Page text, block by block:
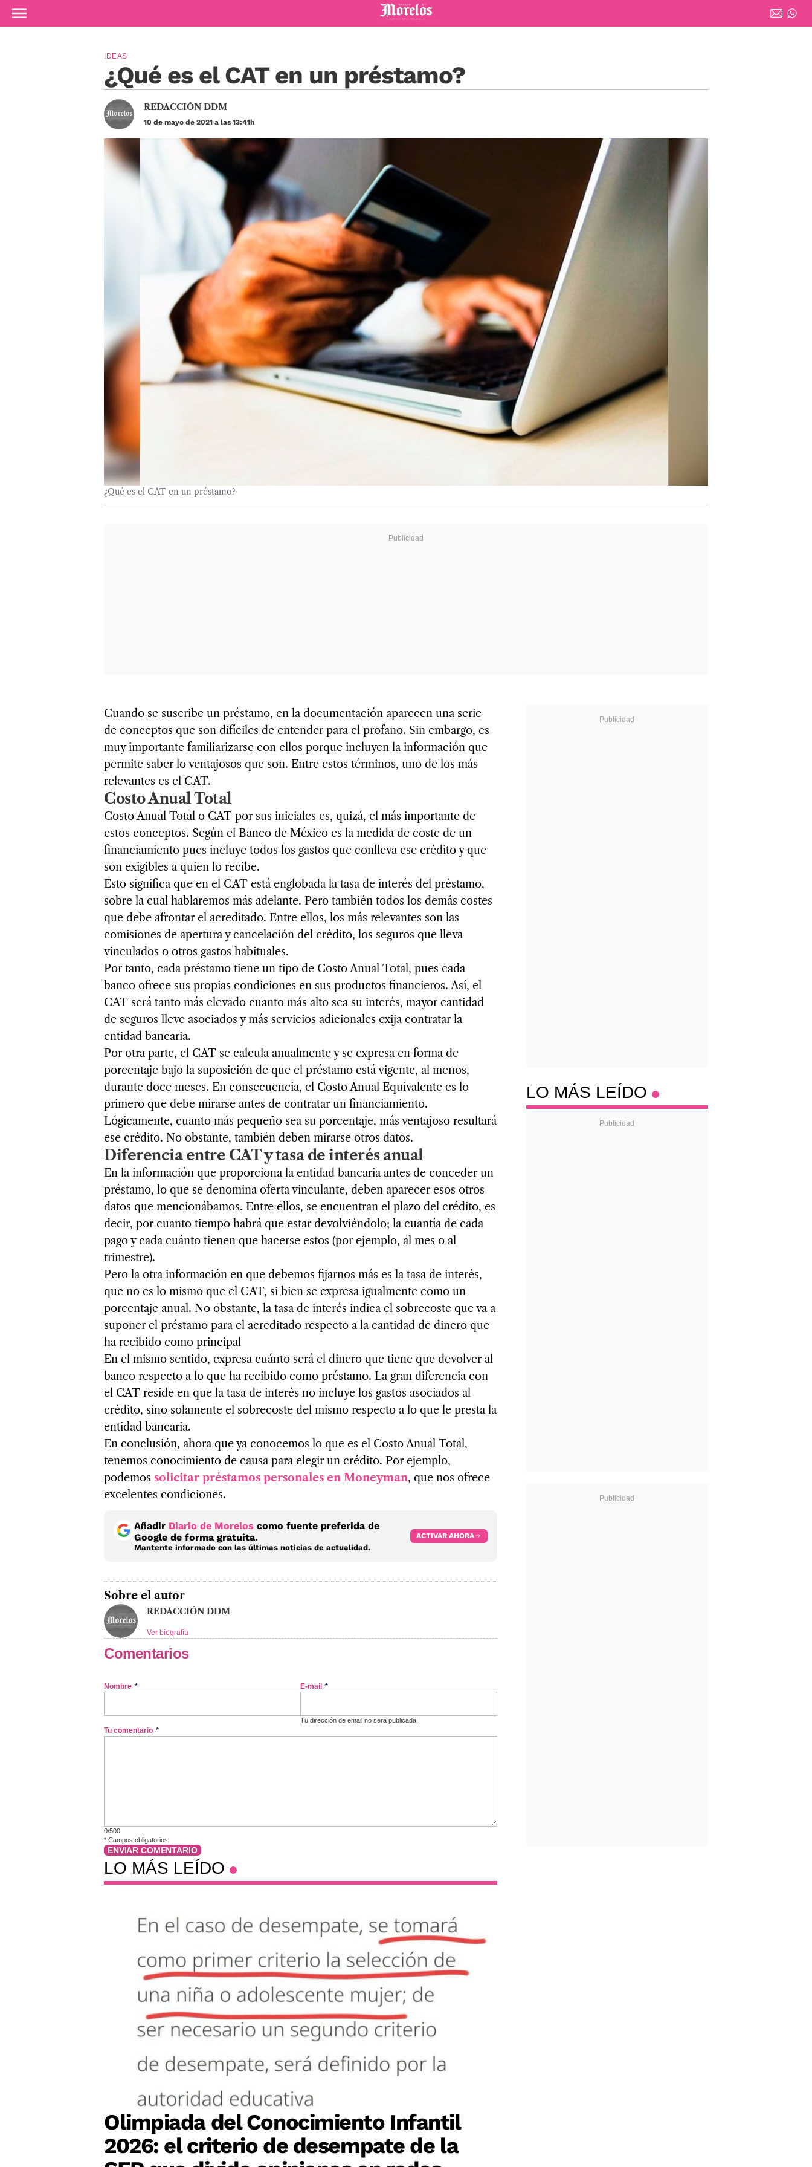
Ir al contenido principal
Diario de Morelos
¿Qué es el CAT en un préstamo?
IDEAS
REDACCIÓN DDM
10 de mayo de 2021 a las 13:41h
¿Qué es el CAT en un préstamo?
Cuando se suscribe un préstamo, en la documentación aparecen una serie
de conceptos que son difíciles de entender para el profano. Sin embargo, es
muy importante familiarizarse con ellos porque incluyen la información que
permite saber lo ventajosos que son. Entre estos términos, uno de los más
relevantes es el CAT.
Costo Anual Total
Costo Anual Total o CAT por sus iniciales es, quizá, el más importante de
estos conceptos. Según el Banco de México es la medida de coste de un
financiamiento pues incluye todos los gastos que conlleva ese crédito y que
son exigibles a quien lo recibe.
Esto significa que en el CAT está englobada la tasa de interés del préstamo,
sobre la cual hablaremos más adelante. Pero también todos los demás costes
que debe afrontar el acreditado. Entre ellos, los más relevantes son las
comisiones de apertura y cancelación del crédito, los seguros que lleva
vinculados o otros gastos habituales.
Por tanto, cada préstamo tiene un tipo de Costo Anual Total, pues cada
banco ofrece sus propias condiciones en sus productos financieros. Así, el
CAT será tanto más elevado cuanto más alto sea su interés, mayor cantidad
de seguros lleve asociados y más servicios adicionales exija contratar la
entidad bancaria.
Por otra parte, el CAT se calcula anualmente y se expresa en forma de
porcentaje bajo la suposición de que el préstamo está vigente, al menos,
durante doce meses. En consecuencia, el Costo Anual Equivalente es lo
primero que debe mirarse antes de contratar un financiamiento.
Lógicamente, cuanto más pequeño sea su porcentaje, más ventajoso resultará
ese crédito. No obstante, también deben mirarse otros datos.
Diferencia entre CAT y tasa de interés anual
En la información que proporciona la entidad bancaria antes de conceder un
préstamo, lo que se denomina oferta vinculante, deben aparecer esos otros
datos que mencionábamos. Entre ellos, se encuentran el plazo del crédito, es
decir, por cuanto tiempo habrá que estar devolviéndolo; la cuantía de cada
pago y cada cuánto tienen que hacerse estos (por ejemplo, al mes o al
trimestre).
Pero la otra información en que debemos fijarnos más es la tasa de interés,
que no es lo mismo que el CAT, si bien se expresa igualmente como un
porcentaje anual. No obstante, la tasa de interés indica el sobrecoste que va a
suponer el préstamo para el acreditado respecto a la cantidad de dinero que
ha recibido como principal
En el mismo sentido, expresa cuánto será el dinero que tiene que devolver al
banco respecto a lo que ha recibido como préstamo. La gran diferencia con
el CAT reside en que la tasa de interés no incluye los gastos asociados al
crédito, sino solamente el sobrecoste del mismo respecto a lo que le presta la
entidad bancaria.
En conclusión, ahora que ya conocemos lo que es el Costo Anual Total,
tenemos conocimiento de causa para elegir un crédito. Por ejemplo,
podemos solicitar préstamos personales en Moneyman, que nos ofrece
excelentes condiciones.
Añadir Diario de Morelos como fuente preferida de
Google de forma gratuita.
Mantente informado con las últimas noticias de actualidad.
ACTIVAR AHORA
Sobre el autor
REDACCIÓN DDM
Ver biografía
Comentarios
Nombre * E-mail *
Tu dirección de email no será publicada.
Tu comentario *
0/500
* Campos obligatorios
ENVIAR COMENTARIO
LO MÁS LEÍDO
Olimpiada del Conocimiento Infantil
2026: el criterio de desempate de la
LO MÁS LEÍDO